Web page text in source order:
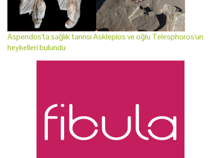
Aspendos'ta sağlık tanrısı Asklepios ve oğlu Telesphoros'un
heykelleri bulundu